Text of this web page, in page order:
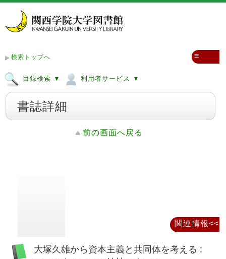
検索トップへ
目録検索 ▼ 利用者サービス ▼
≡
書誌詳細
前の画面へ戻る
大塚久雄から資本主義と共同体を考える :
関連情報<<